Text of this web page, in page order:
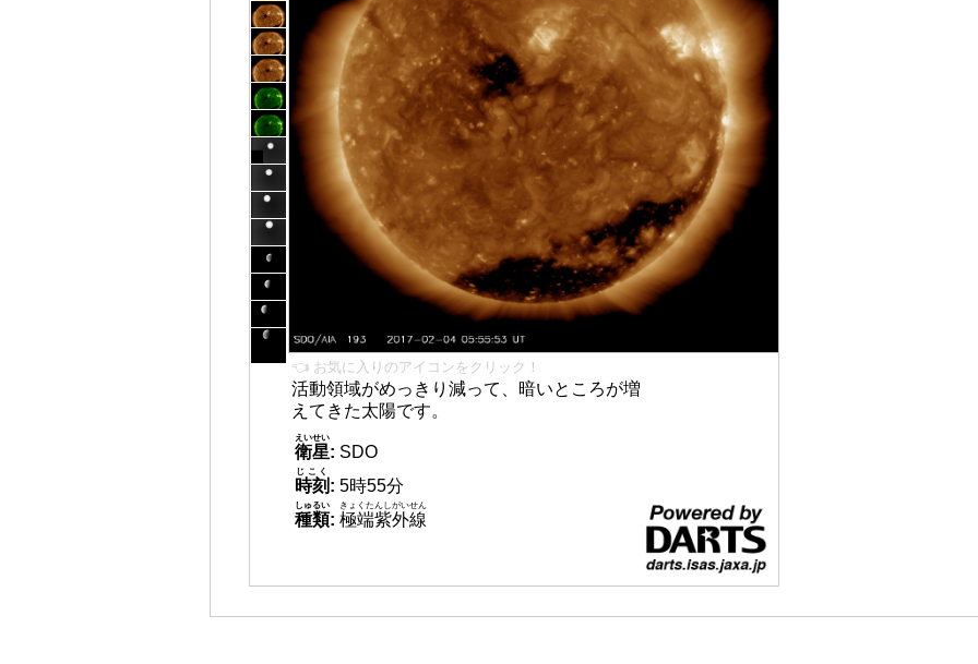
👈 お気に入りのアイコンをクリック！
活動領域がめっきり減って、暗いところが増
えてきた太陽です。
衛星
えいせい
: SDO
時刻
じこく
: 5時55分
種類
しゅるい
: 極端紫外線
きょくたんしがいせん